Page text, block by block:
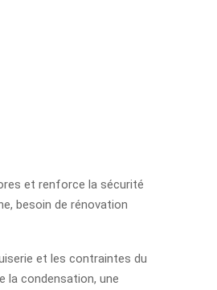
et renforce la sécurité
besoin de rénovation
et les contraintes du
la condensation, une